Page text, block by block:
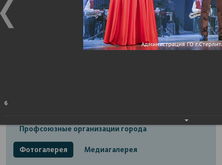
Жилищно-коммунальное хозяйство
Инвестиционная привлекательность
Профсоюзные организации города
Фотогалерея Медиагалерея
6